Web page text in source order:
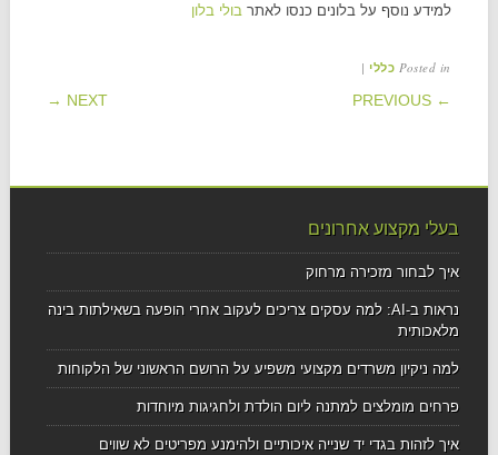
למידע נוסף על בלונים כנסו לאתר בולי בלון
Posted in כללי |
POST NAVIGATION
← PREVIOUS
NEXT →
בעלי מקצוע אחרונים
איך לבחור מזכירה מרחוק
נראות ב-AI: למה עסקים צריכים לעקוב אחרי הופעה בשאילתות בינה
מלאכותית
למה ניקיון משרדים מקצועי משפיע על הרושם הראשוני של הלקוחות
פרחים מומלצים למתנה ליום הולדת ולחגיגות מיוחדות
איך לזהות בגדי יד שנייה איכותיים ולהימנע מפריטים לא שווים